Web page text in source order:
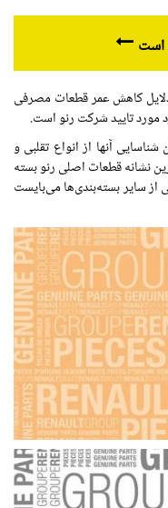
است
کاهش عمر قطعات مصرفی
مورد تایید شرکت رنو است.
آنها از انواع تقلبی و
نشانه قطعات اصلی رنو بسته
سایر بسته‌بندی‌ها می‌بایست